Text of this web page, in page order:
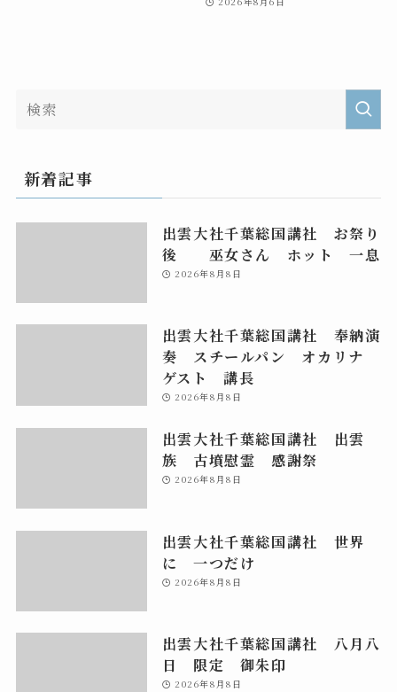
新着記事
出雲大社千葉総国講社 お祭り
後 巫女さん ホット 一息
2026年8月8日
出雲大社千葉総国講社 奉納演
奏 スチールパン オカリナ
ゲスト 講長
2026年8月8日
出雲大社千葉総国講社 出雲
族 古墳慰霊 感謝祭
2026年8月8日
出雲大社千葉総国講社 世界
に 一つだけ
2026年8月8日
出雲大社千葉総国講社 八月八
日 限定 御朱印
2026年8月8日